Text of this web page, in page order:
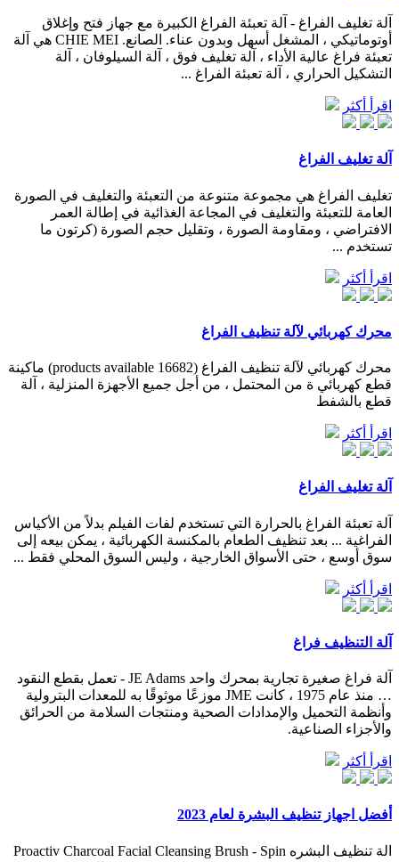
آلة تغليف الفراغ - آلة تعبئة الفراغ الكبيرة مع جهاز فتح وإغلاق
أوتوماتيكي ، المشغل أسهل وبدون عناء. الصانع. CHIE MEI هي آلة
تعبئة فراغ عالية الأداء ، آلة تغليف فوق ، آلة السيلوفان ، آلة
التشكيل الحراري ، آلة تعبئة الفراغ ...
اقرأ أكثر
آلة تغليف الفراغ
تغليف الفراغ هي مجموعة متنوعة من التعبئة والتغليف في الصورة
العامة للتعبئة والتغليف في المجاعة الغذائية في إطالة العمر
الافتراضي ، ومقاومة الصورة ، وتقليل حجم الصورة (كرتون ما
تستخدم ...
اقرأ أكثر
محرك كهربائي لآلة تنظيف الفراغ
محرك كهربائي لآلة تنظيف الفراغ (16682 products available) ماكينة
قطع كهربائي ة من المحتمل ، من أجل جميع الأجهزة المنزلية ، آلة
قطع بالشفط
اقرأ أكثر
آلة تغليف الفراغ
آلة تعبئة الفراغ بالحرارة التي تستخدم لفات الفيلم بدلاً من الأكياس
الفراغية ... بعد تنظيف الطعام بالمكنسة الكهربائية ، يمكن بيعه إلى
سوق أوسع ، حتى الأسواق الخارجية ، وليس السوق المحلي فقط ...
اقرأ أكثر
آلة التنظيف فراغ
آلة فراغ صغيرة تجارية بمحرك واحد JE Adams - تعمل بقطع النقود
… منذ عام 1975 ، كانت JME موزعًا موثوقًا به للمعدات البترولية
وأنظمة التحميل والإمدادات الصحية ومنتجات السلامة من الحرائق
والأجزاء الصناعية.
اقرأ أكثر
أفضل اجهاز تنظيف البشرة لعام 2023
الة تنظيف البشره Proactiv Charcoal Facial Cleansing Brush - Spin